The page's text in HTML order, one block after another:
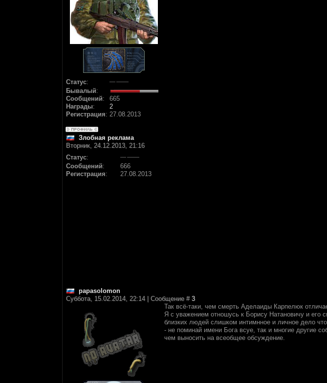
Статус:
Бывалый:
Сообщений:
665
Награды:
2
Регистрация: 27.08.2013
Злобная реклама
Вторник, 24.12.2013, 21:16
Статус:
Сообщений:
666
Регистрация: 27.08.2013
papasolomon
Суббота, 15.02.2014, 22:14 | Сообщение # 3
Так всё-таки, чем смерть Аделаиды Карпелюк
Я с уважением отношусь к Борису Натановичу и его
близких людей слишком интимнное и личное дело
- не поминай имени Бога всуе, так и многие другие
чем выносить на всеобщее обсуждение.